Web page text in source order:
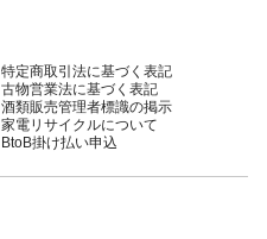
特定商取引法に基づく表記
古物営業法に基づく表記
酒類販売管理者標識の掲示
家電リサイクルについて
BtoB掛け払い申込